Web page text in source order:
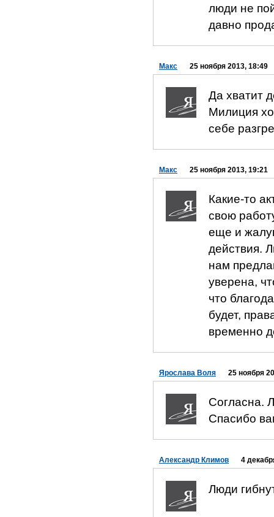
люди не
давно
Макс 25 ноября 2013, 18:49
Да хватит
Милиция
себе
Макс 25 ноября 2013, 19:21
Какие-то
свою
еще и
действия.
нам
уверена,
что
будет,
временно
Ярослава Воля 25 ноября
Согласна.
Спасибо
Александр Климов 4
Люди